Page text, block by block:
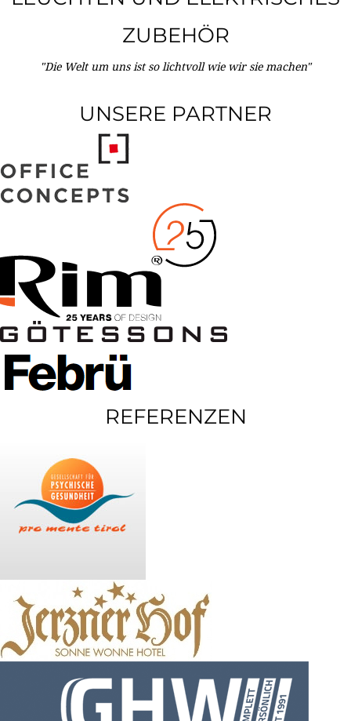
ZUBEHÖR
"Die Welt um uns ist so lichtvoll wie wir sie machen"
UNSERE PARTNER
REFERENZEN